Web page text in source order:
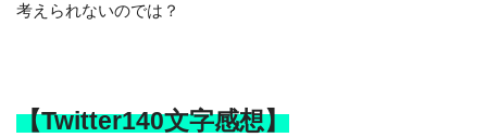
考えられないのでは？
【Twitter140文字感想】